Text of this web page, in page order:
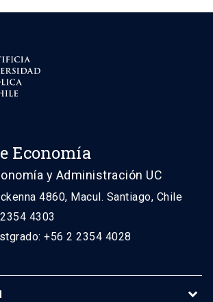
Economía
y Administración UC
4860, Macul. Santiago, Chile
4303
+56 2 2354 4028